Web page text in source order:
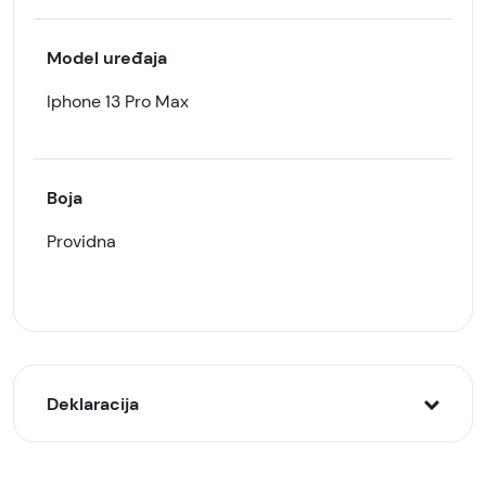
Model uređaja
Iphone 13 Pro Max
Boja
Providna
Deklaracija